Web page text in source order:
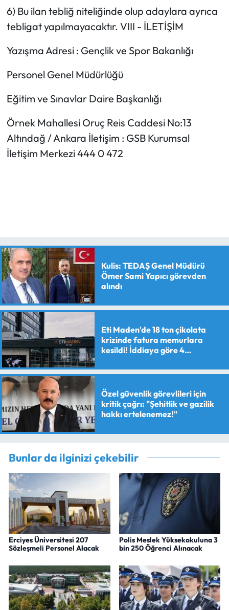
6) Bu ilan tebliğ niteliğinde olup adaylara ayrıca
tebligat yapılmayacaktır. VIII - İLETİŞİM
Yazışma Adresi : Gençlik ve Spor Bakanlığı
Personel Genel Müdürlüğü
Eğitim ve Sınavlar Daire Başkanlığı
Örnek Mahallesi Oruç Reis Caddesi No:13
Altındağ / Ankara İletişim : GSB Kurumsal
İletişim Merkezi 444 0 472
Kulis: TEDAŞ Genel Müdürü
Ömer Sami Yapıcı görevden
alındı
Eti Maden'de 18 ton çikolata
krizinde fatura memurlara
kesildi! İddiaya göre 4
verildi
Özel güvenlik görevlileri için
kritik çağrı: "Şehitlik ve gazilik
hakkı ertelenemez!"
Bunlar da ilginizi çekebilir
Erciyes Üniversitesi 207
Sözleşmeli Personel Alacak
Polis Meslek Yüksekokuluna 3
bin 250 Öğrenci Alınacak